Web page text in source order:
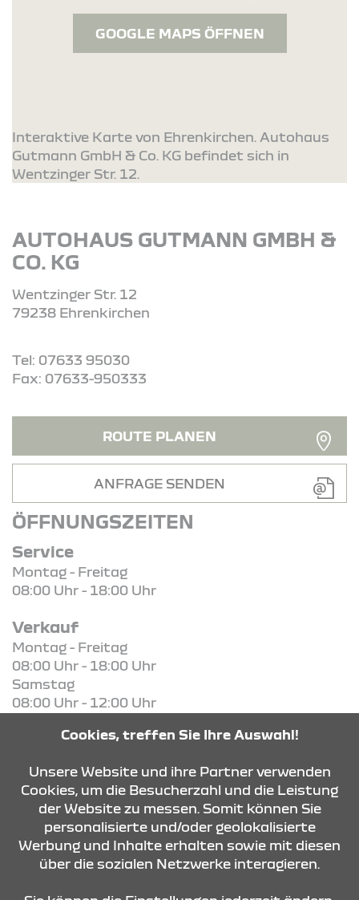
GOOGLE MAPS ÖFFNEN
Interaktive Karte von Ehrenkirchen. Autohaus
Gutmann GmbH & Co. KG befindet sich in
Wentzinger Str. 12.
AUTOHAUS GUTMANN GMBH &
CO. KG
Wentzinger Str. 12
79238 Ehrenkirchen
Tel: 07633 95030
Fax: 07633-950333
ROUTE PLANEN
ANFRAGE SENDEN
ÖFFNUNGSZEITEN
Service
Montag - Freitag
08:00 Uhr - 18:00 Uhr
Verkauf
Montag - Freitag
08:00 Uhr - 18:00 Uhr
Samstag
08:00 Uhr - 12:00 Uhr
ÖFFNUNGSZEITEN
Cookies, treffen Sie Ihre Auswahl!
Unsere Website und ihre Partner verwenden
Cookies, um die Besucherzahl und die Leistung
der Website zu messen. Somit können Sie
personalisierte und/oder geolokalisierte
Werbung und Inhalte erhalten sowie mit diesen
über die sozialen Netzwerke interagieren.